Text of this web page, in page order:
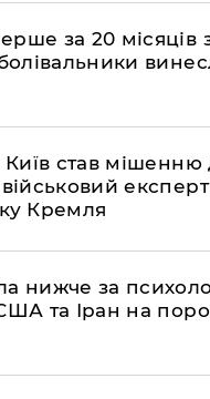
за 20 місяців
став мішенню
військовий
Кремля
нижче за
та Іран на